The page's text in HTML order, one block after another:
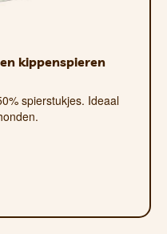
3%, vocht 70,5%,
en kippenspieren
spierstukjes. Ideaal